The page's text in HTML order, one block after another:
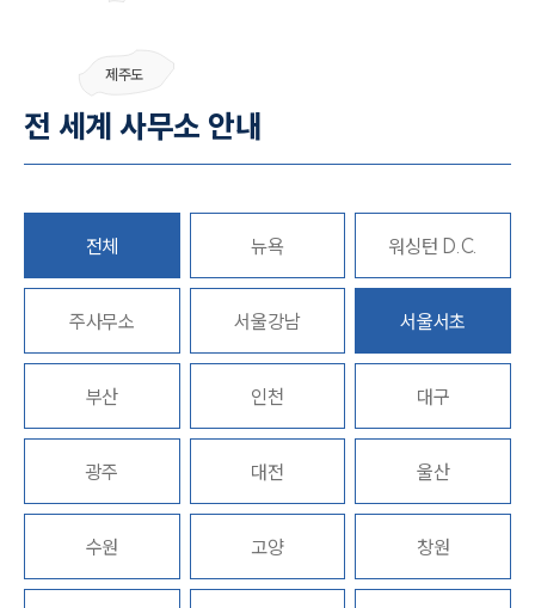
그룹소개
대륜의 강점
오시는 길
고객의 소리
통합검색
AI대륜
업무사례
사례분석/최신동향
법률정보
법률지식인
고객후기
업무분야
제주도
전 세계 사무소 안내
전체 뉴욕 워싱턴 D.C.
주사무소 서울강남 서울서초
부산 인천 대구
광주 대전 울산
수원 고양 창원